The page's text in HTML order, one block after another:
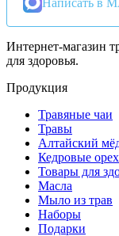
Интернет-магазин
для здоровья.
Продукция
Травяные чаи
Травы
Алтайский
Кедровые
Товары для
Масла
Мыло из трав
Наборы
Подарки